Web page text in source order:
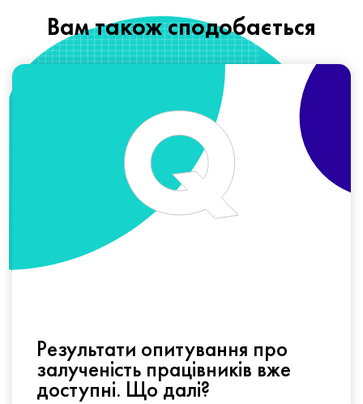
Вам також сподобається
Результати опитування про
залученість працівників вже
доступні. Що далі?